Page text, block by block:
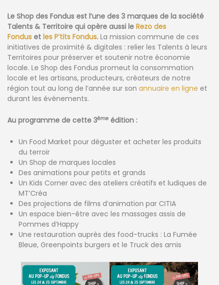
Le Shop des Fondus est l’une des 3 marques de la société
Talents & Territoire qui opère aussi le Rezo des
Fondus et les P’tits Fondus. La mission commune de ces
initiatives de proximité & digitales : relier les Talents à leurs
Territoires pour préserver et soutenir notre économie
locale. Le Shop des Fondus promeut la consommation
locale et les artisans, producteurs, créateurs de notre
région tout au long de l’année sur son annuaire en ligne et
durant les événements.
Au programme de cette 3ème édition :
Un Food Market pour déguster et acheter les produits
du terroir
Un Shop de marques locales
Des animations pour petits et grands
Un Kids Corner avec des ateliers créatifs et ludiques de
MT’Créa
Des projections de films d’animation par CITIA
Un espace bien-être avec les massages assis de
Pommes d’Happy
Une restauration auprès des food-trucks : La Fumée
Bleue, Greenpoints burgers et le Truck des amis